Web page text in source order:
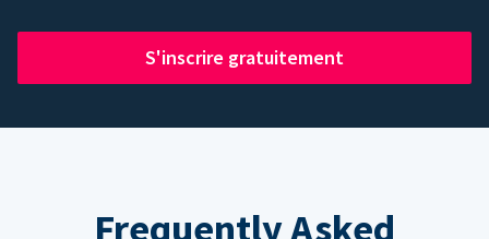
S'inscrire gratuitement
Frequently Asked